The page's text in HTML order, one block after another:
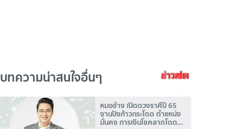
บทความน่าสนใจอื่นๆ
หมอช้าง เปิดดวงราศีปี 65
งานปังก้าวกระโดด ตำแหน่ง
มั่นคง การเงินโชคลาภโดด